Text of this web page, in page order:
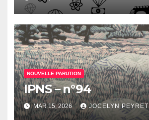
NOUVELLE PARUTION
IPNS – n°94
MAR 15, 2026 JOCELYN PEYRET